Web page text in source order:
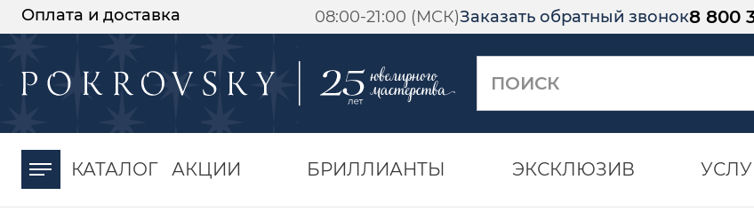
Оплата и доставка 08:00-21:00 (МСК)Заказать обратный звонок8 800
КАТАЛОГ АКЦИИ БРИЛЛИАНТЫ ЭКСКЛЮЗИВ
-30%
момента оплаты